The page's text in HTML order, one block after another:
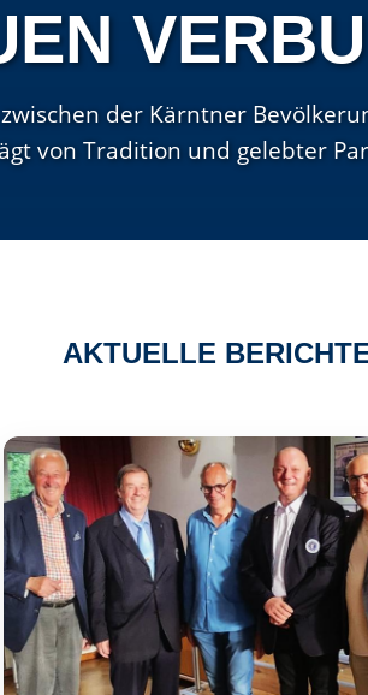
der Kärntner
von Tradition und gelebter
AKTUELLE